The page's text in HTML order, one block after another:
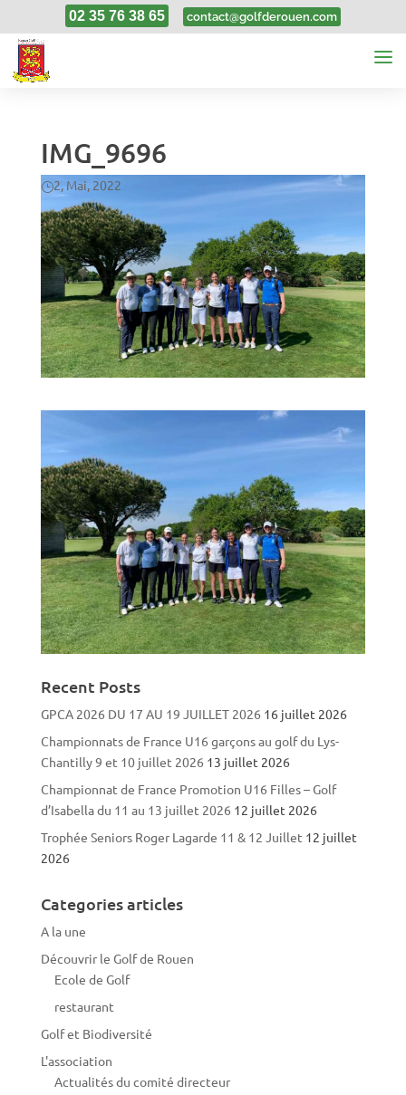
02 35 76 38 65 contact@golfderouen.com
IMG_9696
2, Mai, 2022
Recent Posts
GPCA 2026 DU 17 AU 19 JUILLET 2026 16 juillet 2026
Championnats de France U16 garçons au golf du Lys-
Chantilly 9 et 10 juillet 2026 13 juillet 2026
Championnat de France Promotion U16 Filles – Golf
d’Isabella du 11 au 13 juillet 2026 12 juillet 2026
Trophée Seniors Roger Lagarde 11 & 12 Juillet 12 juillet
2026
Categories articles
A la une
Découvrir le Golf de Rouen
Ecole de Golf
restaurant
Golf et Biodiversité
L'association
Actualités du comité directeur